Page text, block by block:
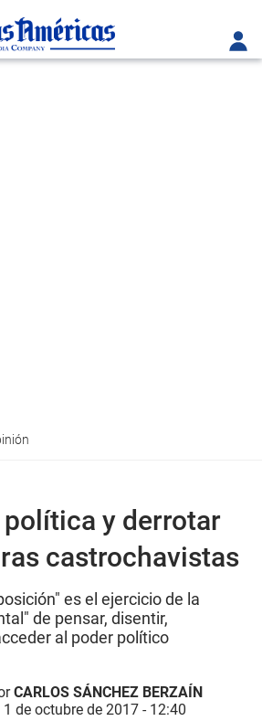
y derrotar
castrochavistas
es el ejercicio de la
de pensar, disentir,
al poder político
CARLOS SÁNCHEZ BERZAÍN
1 de octubre de 2017 - 12:40